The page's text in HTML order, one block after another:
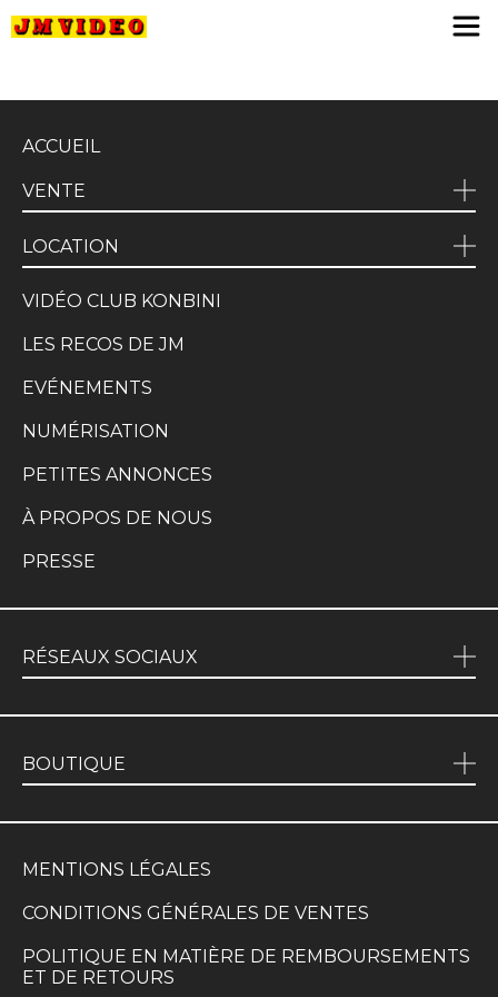
ACCUEIL
VENTE
LOCATION
VIDÉO CLUB KONBINI
LES RECOS DE JM
EVÉNEMENTS
NUMÉRISATION
PETITES ANNONCES
À PROPOS DE NOUS
PRESSE
RÉSEAUX SOCIAUX
BOUTIQUE
MENTIONS LÉGALES
CONDITIONS GÉNÉRALES DE VENTES
POLITIQUE EN MATIÈRE DE REMBOURSEMENTS
ET DE RETOURS